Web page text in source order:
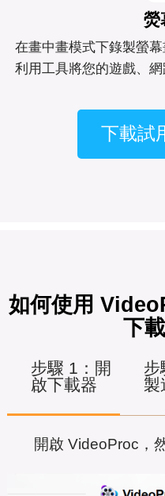
熒
在畫中畫模式下錄製螢幕
利用工具將您的遊戲、網
下載試
如何使用
下
步驟 1：開
啟下載器
步
製
開啟 VideoProc，